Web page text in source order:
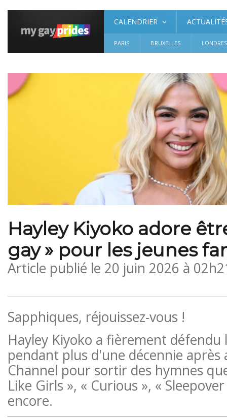
CALENDRIER
PARIS BRUXELLES LONDRES
Hayley Kiyoko adore
gay » pour les jeunes
Article publié le 20 juin 2026 à
Sapphiques, réjouissez-vous !
Hayley Kiyoko a fièrement défendu
pendant plus d'une décennie
Channel pour sortir des hymnes
Like Girls », « Curious », «
encore.